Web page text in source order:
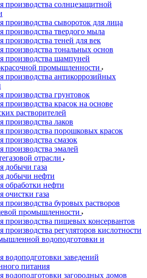
производства солнцезащитной
производства сывороток для лица
производства твердого мыла
производства теней для век
производства тональных основ
производства шампуней
промышленности
производства антикоррозийных
производства грунтовок
производства красок на основе
растворителей
производства лаков
производства порошковых красок
производства смазок
производства эмалей
отрасли
добычи газа
добычи нефти
обработки нефти
очистки газа
производства буровых растворов
промышленности
производства пищевых консервантов
производства регуляторов кислотности
водоподготовки и
водоподготовки заведений
питания
водоподготовки загородных домов